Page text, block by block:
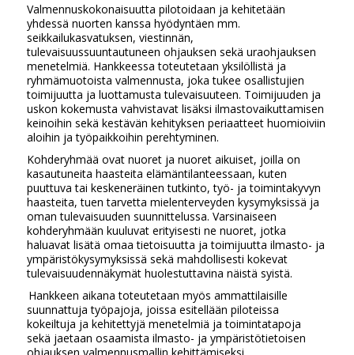
Valmennuskokonaisuutta pilotoidaan ja kehitetään
yhdessä nuorten kanssa hyödyntäen mm.
seikkailukasvatuksen, viestinnän,
tulevaisuussuuntautuneen ohjauksen sekä uraohjauksen
menetelmiä. Hankkeessa toteutetaan yksilöllistä ja
ryhmämuotoista valmennusta, joka tukee osallistujien
toimijuutta ja luottamusta tulevaisuuteen. Toimijuuden ja
uskon kokemusta vahvistavat lisäksi ilmastovaikuttamisen
keinoihin sekä kestävän kehityksen periaatteet huomioiviin
aloihin ja työpaikkoihin perehtyminen.
Kohderyhmää ovat nuoret ja nuoret aikuiset, joilla on
kasautuneita haasteita elämäntilanteessaan, kuten
puuttuva tai keskeneräinen tutkinto, työ- ja toimintakyvyn
haasteita, tuen tarvetta mielenterveyden kysymyksissä ja
oman tulevaisuuden suunnittelussa. Varsinaiseen
kohderyhmään kuuluvat erityisesti ne nuoret, jotka
haluavat lisätä omaa tietoisuutta ja toimijuutta ilmasto- ja
ympäristökysymyksissä sekä mahdollisesti kokevat
tulevaisuudennäkymät huolestuttavina näistä syistä.
Hankkeen aikana toteutetaan myös ammattilaisille
suunnattuja työpajoja, joissa esitellään piloteissa
kokeiltuja ja kehitettyjä menetelmiä ja toimintatapoja
sekä jaetaan osaamista ilmasto- ja ympäristötietoisen
ohjauksen valmennusmallin kehittämiseksi,